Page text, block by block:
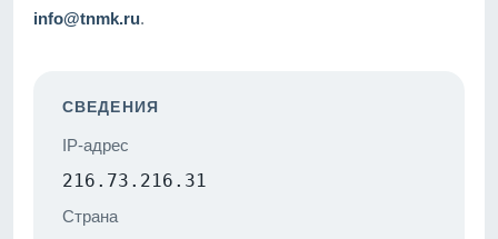
info@tnmk.ru.
СВЕДЕНИЯ
IP-адрес
216.73.216.31
Страна